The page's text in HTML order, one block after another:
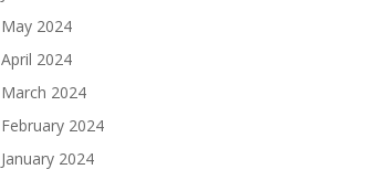
May 2024
April 2024
March 2024
February 2024
January 2024